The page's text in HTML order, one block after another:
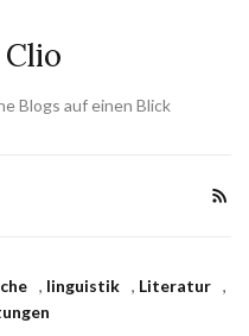
Blogs auf einen Blick
, linguistik , Literatur
,